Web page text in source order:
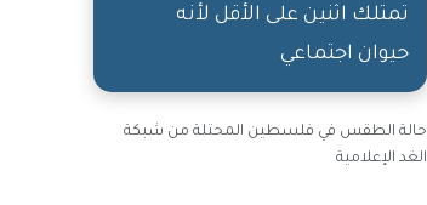
قدّامك. حاول جرّب شرف
التجربة يكفيك!
تمتلك اثنين على الأقل لأنه
حيوان اجتماعي
حالة الطقس في فلسطين المحتلة من شبكة
الغد الإعلامية